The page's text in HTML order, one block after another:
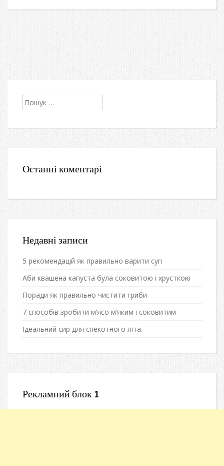
Пошук:
Останні коментарі
Недавні записи
5 рекомендацій як правильно варити суп
Аби квашена капуста була соковитою і хрусткою
Поради як правильно чистити гриби
7 способів зробити м’ясо м’яким і соковитим
Ідеальний сир для спекотного літа.
Рекламний блок 1